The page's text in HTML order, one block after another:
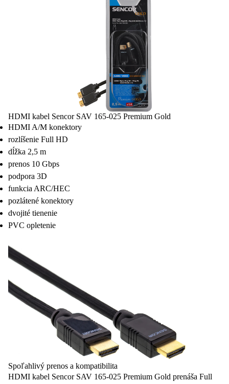
HDMI kabel Sencor SAV 165-025 Premium Gold
HDMI A/M konektory
rozlíšenie Full HD
dĺžka 2,5 m
prenos 10 Gbps
podpora 3D
funkcia ARC/HEC
pozlátené konektory
dvojité tienenie
PVC opletenie
Spoľahlivý prenos a kompatibilita
HDMI kabel Sencor SAV 165-025 Premium Gold prenáša Full